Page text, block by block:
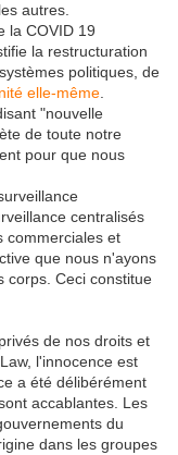
autres.
la COVID 19
la restructuration
politiques, de
elle-même
"nouvelle
de toute notre
pour que nous
centralisés
commerciales et
que nous n'ayons
corps. Ceci constitue
de nos droits et
l'innocence est
a été délibérément
accablantes. Les
du
dans les groupes